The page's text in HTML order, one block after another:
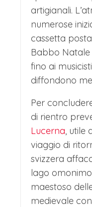
rendendo
natalizie più
d'Europa,
fare ancora
vicoli stretti.
I mercatini
incantesimo
vita tra i
suo centro
L'atmosfera
artigianali.
numerose
cassetta
Babbo
fino ai
diffondono
Per
di rientro
Lucerna, utile
viaggio di
svizzera
lago
maestoso
medievale